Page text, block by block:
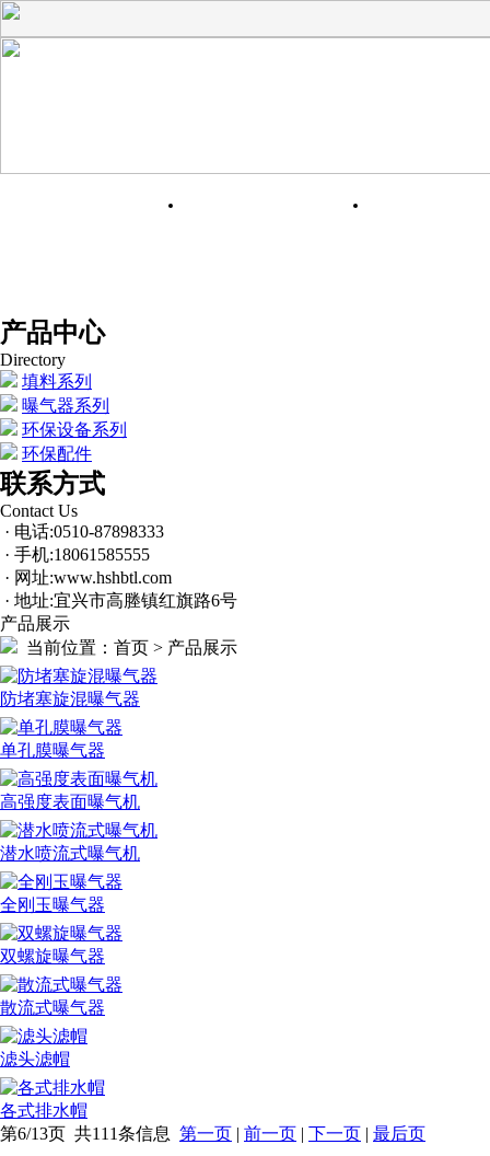
产品中心
Directory
填料系列
曝气器系列
环保设备系列
环保配件
联系方式
Contact Us
· 电话:0510-87898333
· 手机:18061585555
· 网址:www.hshbtl.com
· 地址:宜兴市高塍镇红旗路6号
产品展示
当前位置： 首页 > 产品展示
防堵塞旋混曝气器
单孔膜曝气器
高强度表面曝气机
潜水喷流式曝气机
全刚玉曝气器
双螺旋曝气器
散流式曝气器
滤头滤帽
各式排水帽
第6/13页 共111条信息 第一页 | 前一页 | 下一页 | 最后页